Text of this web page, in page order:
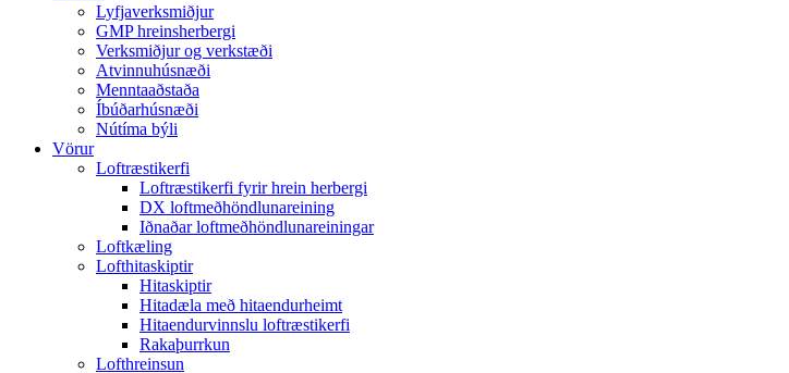
Lyfjaverksmiðjur
GMP hreinsherbergi
Verksmiðjur og verkstæði
Atvinnuhúsnæði
Menntaaðstaða
Íbúðarhúsnæði
Nútíma býli
Vörur
Loftræstikerfi
Loftræstikerfi fyrir hrein herbergi
DX loftmeðhöndlunareining
Iðnaðar loftmeðhöndlunareiningar
Loftkæling
Lofthitaskiptir
Hitaskiptir
Hitadæla með hitaendurheimt
Hitaendurvinnslu loftræstikerfi
Rakaþurrkun
Lofthreinsun